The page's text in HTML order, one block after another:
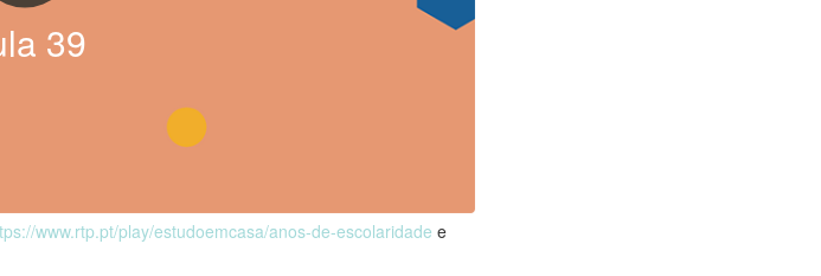
39
www.rtp.pt/play/estudoemcasa/anos-de-escolaridade e